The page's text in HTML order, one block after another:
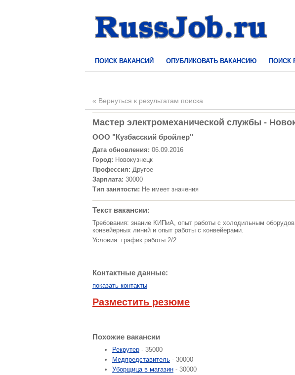
ПОИСК ВАКАНСИЙ ОПУБЛИКОВАТЬ ВАКАНСИЮ ПОИСК
« Вернуться к результатам поиска
Мастер электромеханической службы -
ООО "Кузбасский бройлер"
Дата обновления: 06.09.2016
Город: Новокузнецк
Профессия: Другое
Зарплата: 30000
Тип занятости: Не имеет значения
Текст вакансии:
Требования: знание КИПиА, опыт работы с холодильным
конвейерных линий и опыт работы с конвейерами.
Условия: график работы 2/2
Контактные данные:
показать контакты
Разместить резюме
Похожие вакансии
Рекрутер - 35000
Медпредставитель - 30000
Уборщица в магазин - 30000